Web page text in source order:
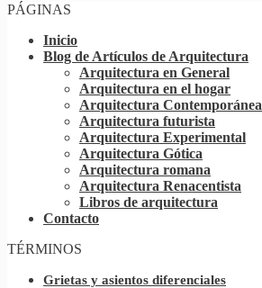
PÁGINAS
Inicio
Blog de Artículos de Arquitectura
Arquitectura en General
Arquitectura en el hogar
Arquitectura Contemporánea
Arquitectura futurista
Arquitectura Experimental
Arquitectura Gótica
Arquitectura romana
Arquitectura Renacentista
Libros de arquitectura
Contacto
TÉRMINOS
Grietas y asientos diferenciales